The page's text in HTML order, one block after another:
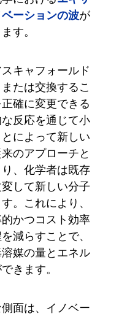
ーションの波が
す。
キャフォールド
たは交換するこ
確に変更できる
反応を通じて小
によって新しい
のアプローチと
、化学者は既存
して新しい分子
。これにより、
かつコスト効率
減らすことで、
媒の量とエネル
きます。
面は、イノベー